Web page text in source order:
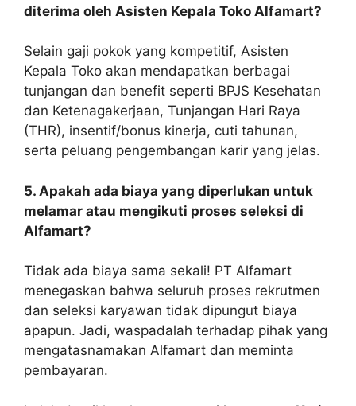
diterima oleh Asisten Kepala Toko Alfamart?
Selain gaji pokok yang kompetitif, Asisten
Kepala Toko akan mendapatkan berbagai
tunjangan dan benefit seperti BPJS Kesehatan
dan Ketenagakerjaan, Tunjangan Hari Raya
(THR), insentif/bonus kinerja, cuti tahunan,
serta peluang pengembangan karir yang jelas.
5. Apakah ada biaya yang diperlukan untuk
melamar atau mengikuti proses seleksi di
Alfamart?
Tidak ada biaya sama sekali! PT Alfamart
menegaskan bahwa seluruh proses rekrutmen
dan seleksi karyawan tidak dipungut biaya
apapun. Jadi, waspadalah terhadap pihak yang
mengatasnamakan Alfamart dan meminta
pembayaran.